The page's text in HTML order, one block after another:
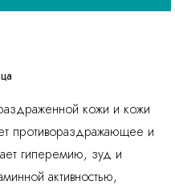
кожи и кожи
противораздражающее и
гиперемию, зуд и
активностью,